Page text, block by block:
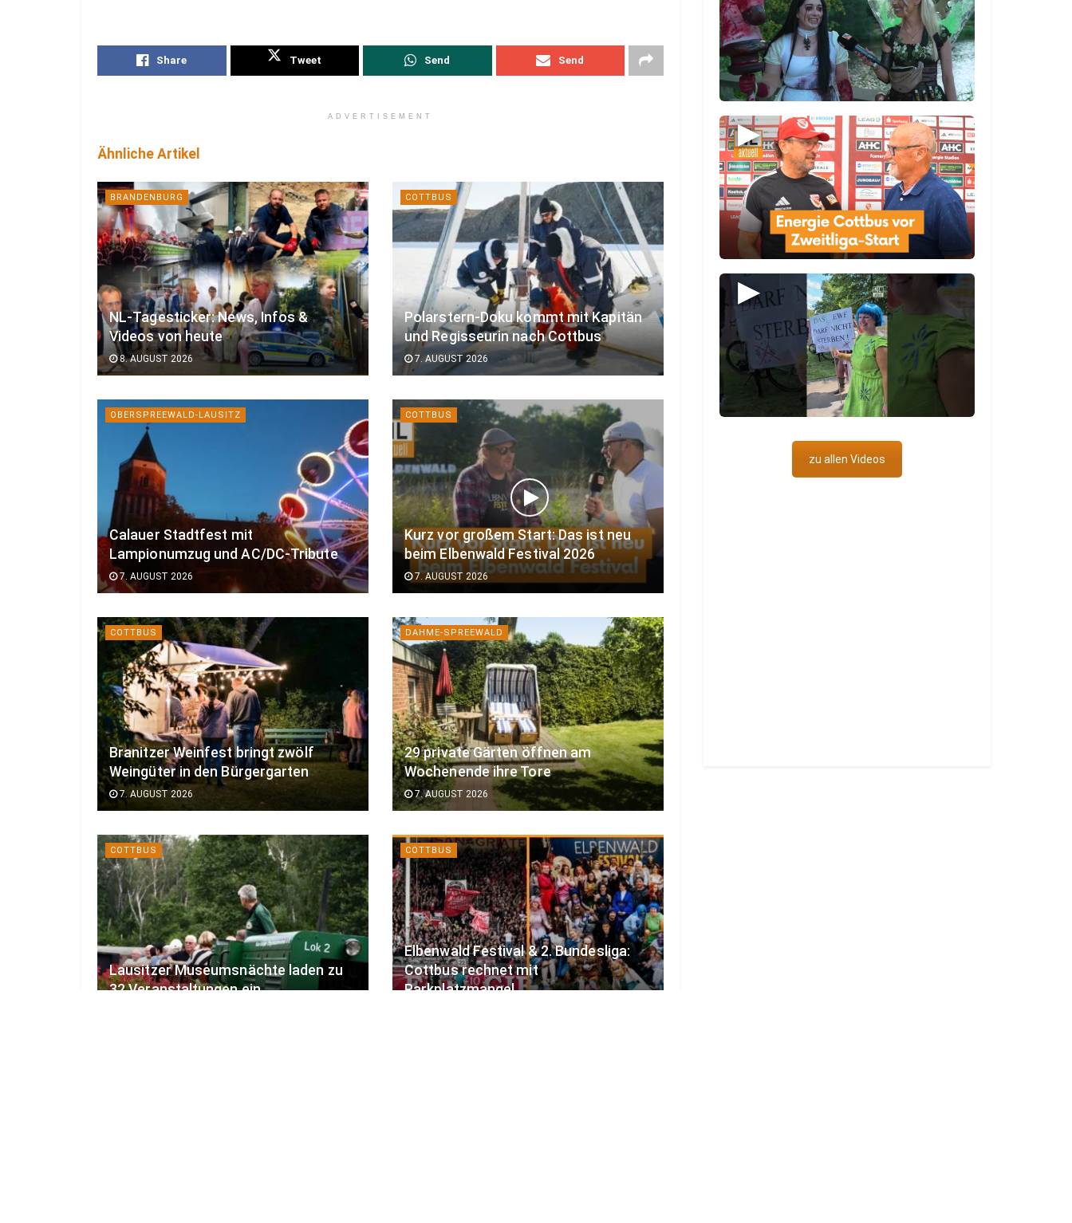
Share Tweet Send Send
ADVERTISEMENT
Ähnliche Artikel
BRANDENBURG
NL-Tagesticker: News, Infos &
Videos von heute
8. AUGUST 2026
COTTBUS
Polarstern-Doku kommt mit Kapitän
und Regisseurin nach Cottbus
7. AUGUST 2026
OBERSPREEWALD-LAUSITZ
Calauer Stadtfest mit
Lampionumzug und AC/DC-Tribute
7. AUGUST 2026
COTTBUS
Kurz vor großem Start: Das ist neu
beim Elbenwald Festival 2026
7. AUGUST 2026
COTTBUS
Branitzer Weinfest bringt zwölf
Weingüter in den Bürgergarten
7. AUGUST 2026
DAHME-SPREEWALD
29 private Gärten öffnen am
Wochenende ihre Tore
7. AUGUST 2026
COTTBUS
Lausitzer Museumsnächte laden zu
32 Veranstaltungen ein
COTTBUS
Elbenwald Festival & 2. Bundesliga:
Cottbus rechnet mit
Parkplatzmangel
▶
▶
zu allen Videos